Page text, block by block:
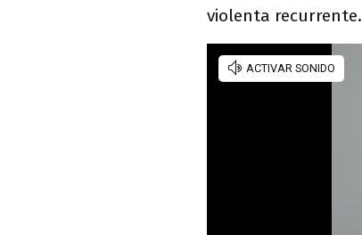
violenta recurrente.